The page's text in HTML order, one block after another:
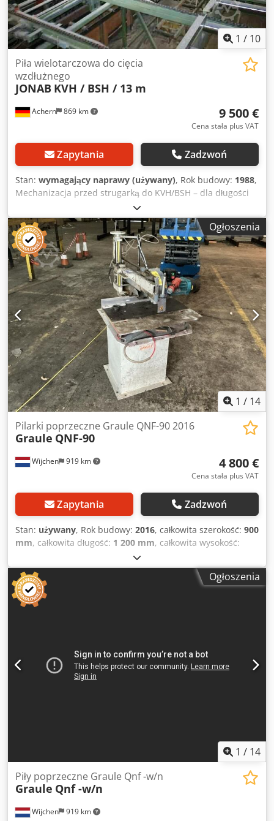
1 / 10
Achern 869 km
Piła wielotarczowa do cięcia
wzdłużnego
JONAB KVH / BSH / 13 m
9 500 €
Cena stała plus VAT
Zapytania Zadzwoń
Stan: wymagający naprawy (używany), Rok budowy: 1988,
Mechanizacja przed strugarką do KVH/BSH – dla długości
do ok. 13 m. Idealna linia KVH+BSH przed strugarką.
Rozpakowywanie wzdłużne – separacja. Piły poprzeczne – 4
sztuki, piły tarczowe z regulacją boczną. Przekrój cięcia:
180 x 220 mm, 150 x 300 mm. Wystarczy jedna osoba do
obsługi. Dsdpfx Aeytgr Eocmjwa
Ogłoszenia
1 / 14
Wijchen 919 km
Pilarki poprzeczne Graule QNF-90 2016
Graule QNF-90
4 800 €
Cena stała plus VAT
Zapytania Zadzwoń
Stan: używany, Rok budowy: 2016, całkowita szerokość: 900
mm, całkowita długość: 1 200 mm, całkowita wysokość:
, Kolor: Szary Waga: 300 kg - Rok produkcji: 2016
- Dostępna dokumentacja: Nie Dsdpfx Acsym Um Demewa
- Certyfikat CE: Nie - Numer seryjny: 7/26 - Maks. wysokość
cięcia [mm]: 110 - Maks. szerokość cięcia przy 90° [mm]:
290 - Napięcie [V]: 400 - Pobór prądu [A]: 6,5 - Bezpiecznik
Podana cena nie zawiera podatku VAT VAT/opodatkowanie
różnicowe: VAT odliczalny dla przedsiębiorców Dostawa i
przyjęcie w rozliczeniu możliwe w każdej chwili dla
Ogłoszenia
1 / 14
Wijchen 919 km
Piły poprzeczne Graule Qnf -w/n
Graule Qnf -w/n